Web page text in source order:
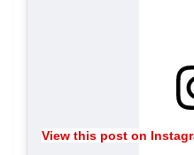
View this post on